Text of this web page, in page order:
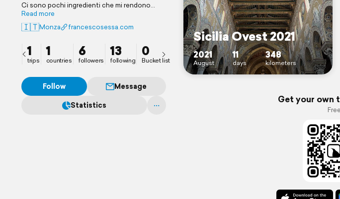
Ci sono pochi ingredienti che mi rendono
Felice:
👨🏻‍🍳 ✈️ 🎭 👨🏻‍💻 🕺🔭 🏔
Il segreto sta nel trovare le giuste dosi.
Read more
🇮🇹Monza francescosessa.com
1
trips
1
countries
6
followers
13
following
0
Bucket list
Follow
Message
Statistics
Sicilia Ovest 2021
2021
August
11
days
348
kilometers
Get your own
Free